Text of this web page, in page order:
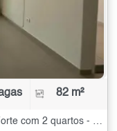
82 m²